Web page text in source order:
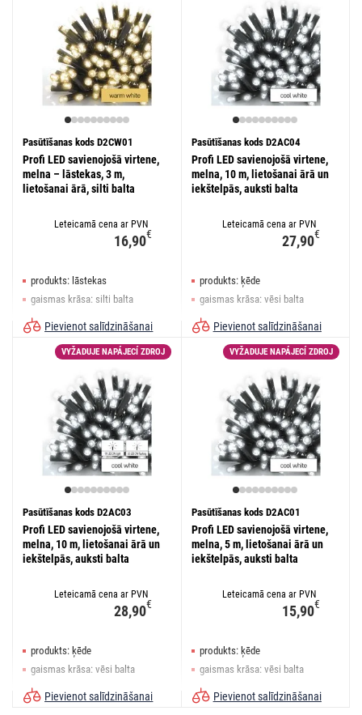
Pasūtīšanas kods D2CW01
Profi LED savienojošā virtene,
melna – lāstekas, 3 m,
lietošanai ārā, silti balta
Leteicamā cena ar PVN
16,90€
produkts: lāstekas
gaismas krāsa: silti balta
izmēri: 3 × 0,4 m
Pievienot salīdzināšanai
Pasūtīšanas kods D2AC04
Profi LED savienojošā virtene,
melna, 10 m, lietošanai ārā un
iekštelpās, auksti balta
Leteicamā cena ar PVN
27,90€
produkts: ķēde
gaismas krāsa: vēsi balta
izmēri: 10 m
Pievienot salīdzināšanai
VYŽADUJE NAPÁJECÍ ZDROJ
Pasūtīšanas kods D2AC03
Profi LED savienojošā virtene,
melna, 10 m, lietošanai ārā un
iekštelpās, auksti balta
Leteicamā cena ar PVN
28,90€
produkts: ķēde
gaismas krāsa: vēsi balta
izmēri: 10 m
Pievienot salīdzināšanai
VYŽADUJE NAPÁJECÍ ZDROJ
Pasūtīšanas kods D2AC01
Profi LED savienojošā virtene,
melna, 5 m, lietošanai ārā un
iekštelpās, auksti balta
Leteicamā cena ar PVN
15,90€
produkts: ķēde
gaismas krāsa: vēsi balta
izmēri: 5 m
Pievienot salīdzināšanai